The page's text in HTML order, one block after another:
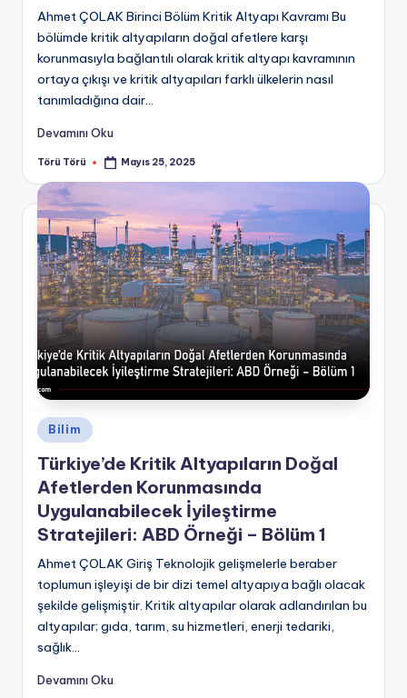
Ahmet ÇOLAK Birinci Bölüm Kritik Altyapı Kavramı Bu
bölümde kritik altyapıların doğal afetlere karşı
korunmasıyla bağlantılı olarak kritik altyapı kavramının
ortaya çıkışı ve kritik altyapıları farklı ülkelerin nasıl
tanımladığına dair...
Devamını Oku
Posted
Törü Törü Mayıs 25, 2025
Posted
in
Bilim
Türkiye’de Kritik Altyapıların Doğal
Afetlerden Korunmasında
Uygulanabilecek İyileştirme
Stratejileri: ABD Örneği – Bölüm 1
Ahmet ÇOLAK Giriş Teknolojik gelişmelerle beraber
toplumun işleyişi de bir dizi temel altyapıya bağlı olacak
şekilde gelişmiştir. Kritik altyapılar olarak adlandırılan bu
altyapılar; gıda, tarım, su hizmetleri, enerji tedariki,
sağlık...
Devamını Oku